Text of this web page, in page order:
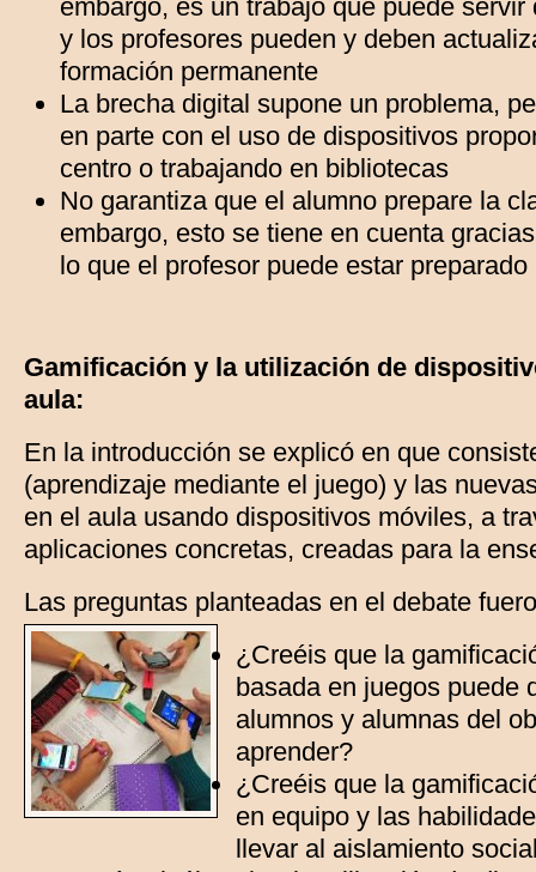
embargo, es un trabajo que puede
y los profesores pueden y deben
formación permanente
La brecha digital supone un problema,
en parte con el uso de dispositivos
centro o trabajando en bibliotecas
No garantiza que el alumno prepare la
embargo, esto se tiene en cuenta
lo que el profesor puede estar
Gamificación y la utilización de
aula:
En la introducción se explicó en que
(aprendizaje mediante el juego) y las
en el aula usando dispositivos móviles, a
aplicaciones concretas, creadas para la
Las preguntas planteadas en el debate
¿Creéis que la
basada en juegos puede
alumnos y alumnas del
aprender?
¿Creéis que la
en equipo y las
llevar al aislamiento